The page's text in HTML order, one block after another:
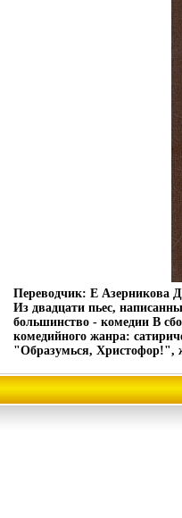
Переводчик: Е Азерникова
Из двадцати пьес,
большинство - комедии В
комедийного жанра:
"Образумься, Христофор!",